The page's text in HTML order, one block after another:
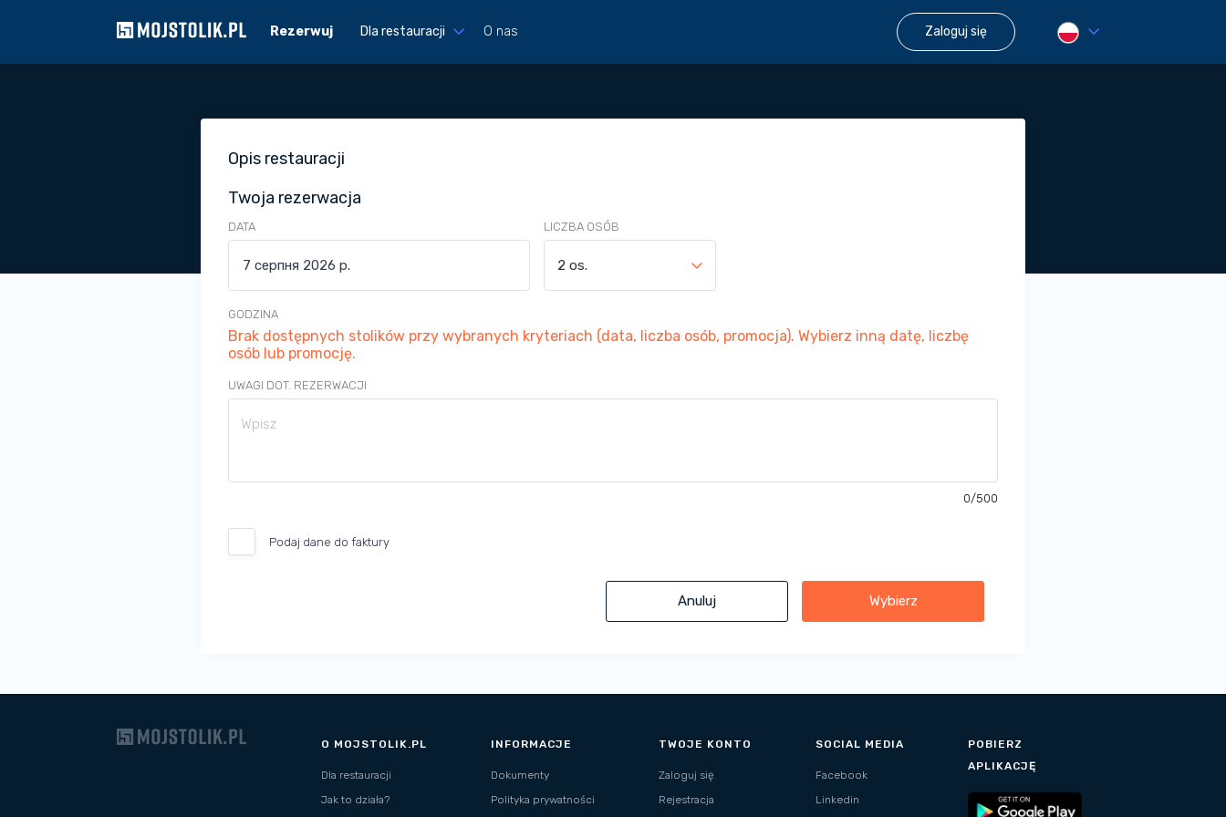
Rezerwuj Dla restauracji O nas Zaloguj się
Opis restauracji
Twoja rezerwacja
DATA LICZBA OSÓB
2 os.
GODZINA
Brak dostępnych stolików przy wybranych kryteriach (data, liczba osób, promocja). Wybierz inną datę, liczbę
osób lub promocję.
UWAGI DOT. REZERWACJI
0/500
Podaj dane do faktury
Anuluj Wybierz
O MOJSTOLIK.PL
Dla restauracji
Jak to działa?
INFORMACJE
Dokumenty
Polityka prywatności
TWOJE KONTO
Zaloguj się
Rejestracja
SOCIAL MEDIA
Facebook
Linkedin
POBIERZ
APLIKACJĘ